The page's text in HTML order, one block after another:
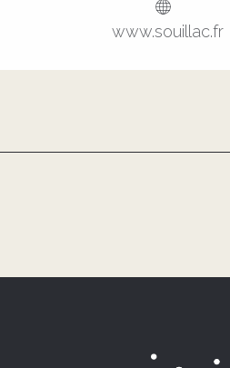
www.souillac.fr